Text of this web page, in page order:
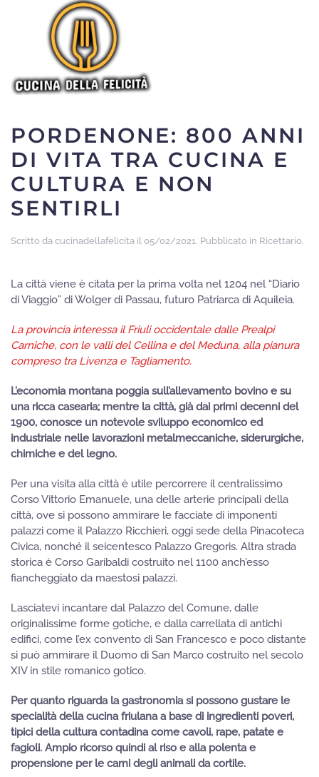
Skip to main content
PORDENONE: 800 ANNI
DI VITA TRA CUCINA E
CULTURA E NON
SENTIRLI
Scritto da cucinadellafelicita il 05/02/2021. Pubblicato in Ricettario.
La città viene è citata per la prima volta nel 1204 nel “Diario
di Viaggio” di Wolger di Passau, futuro Patriarca di Aquileia.
La provincia interessa il Friuli occidentale dalle Prealpi
Carniche, con le valli del Cellina e del Meduna, alla pianura
compreso tra Livenza e Tagliamento.
L’economia montana poggia sull’allevamento bovino e su
una ricca casearia; mentre la città, già dai primi decenni del
1900, conosce un notevole sviluppo economico ed
industriale nelle lavorazioni metalmeccaniche, siderurgiche,
chimiche e del legno.
Per una visita alla città è utile percorrere il centralissimo
Corso Vittorio Emanuele, una delle arterie principali della
città, ove si possono ammirare le facciate di imponenti
palazzi come il Palazzo Ricchieri, oggi sede della Pinacoteca
Civica, nonché il seicentesco Palazzo Gregoris. Altra strada
storica è Corso Garibaldi costruito nel 1100 anch’esso
fiancheggiato da maestosi palazzi.
Lasciatevi incantare dal Palazzo del Comune, dalle
originalissime forme gotiche, e dalla carrellata di antichi
edifici, come l’ex convento di San Francesco e poco distante
si può ammirare il Duomo di San Marco costruito nel secolo
XIV in stile romanico gotico.
Per quanto riguarda la gastronomia si possono gustare le
specialità della cucina friulana a base di ingredienti poveri,
tipici della cultura contadina come cavoli, rape, patate e
fagioli. Ampio ricorso quindi al riso e alla polenta e
propensione per le carni degli animali da cortile.